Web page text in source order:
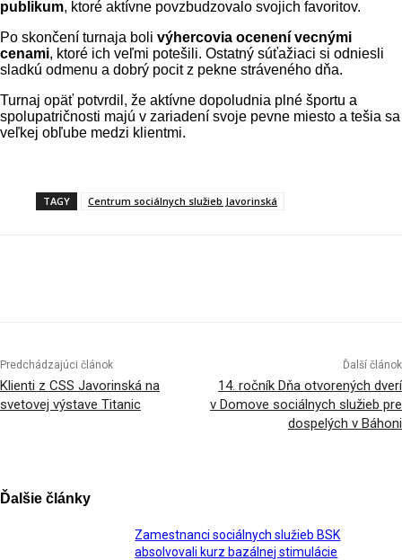
publikum, ktoré aktívne povzbudzovalo svojich favoritov.
Po skončení turnaja boli výhercovia ocenení vecnými
cenami, ktoré ich veľmi potešili. Ostatný súťažiaci si odniesli
sladkú odmenu a dobrý pocit z pekne stráveného dňa.
Turnaj opäť potvrdil, že aktívne dopoludnia plné športu a
spolupatričnosti majú v zariadení svoje pevne miesto a tešia sa
veľkej obľube medzi klientmi.
TAGY Centrum sociálnych služieb Javorinská
Predchádzajúci článok
Klienti z CSS Javorinská na
svetovej výstave Titanic
Ďalší článok
14. ročník Dňa otvorených dverí
v Domove sociálnych služieb pre
dospelých v Báhoni
Ďalšie články
Zamestnanci sociálnych služieb BSK
absolvovali kurz bazálnej stimulácie